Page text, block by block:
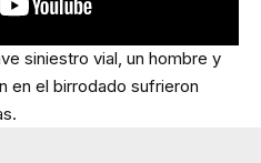
siniestro vial, un hombre y
en el birrodado sufrieron